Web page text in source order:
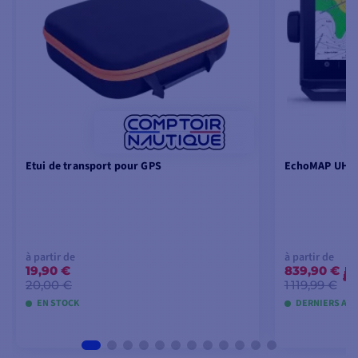
Etui de transport pour GPS
à partir de
19,90 €
20,00 €
EN STOCK
EchoMAP
à partir de
839,90 €
1 119,99 €
DERNIERS